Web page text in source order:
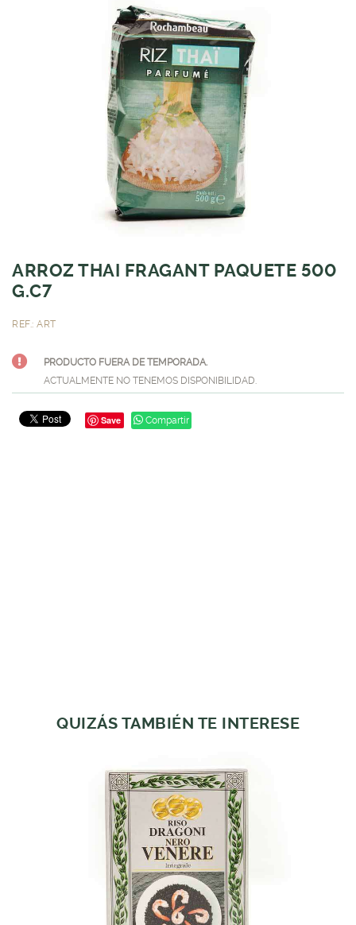
ARROZ THAI FRAGANT PAQUETE 500
G.C7
REF.: ART
PRODUCTO FUERA DE TEMPORADA.
ACTUALMENTE NO TENEMOS DISPONIBILIDAD.
Save Compartir
QUIZÁS TAMBIÉN TE INTERESE